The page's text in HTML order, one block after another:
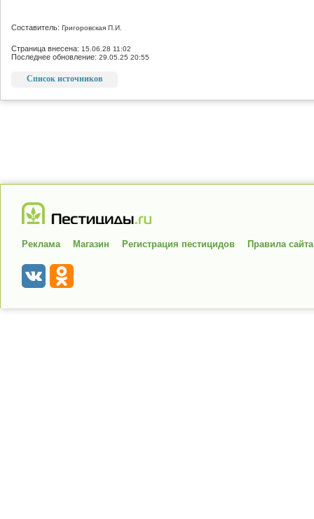
Составитель: Григоровская П.И.
Страница внесена: 15.06.28 11:02
Последнее обновление: 29.05.25 20:55
Список источников
Реклама Магазин Регистрация пестицидов Правила сайта